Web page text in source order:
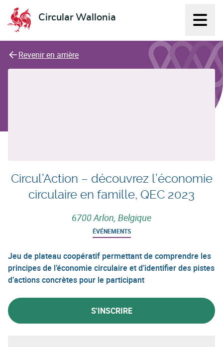
Circular Wallonia
L'économie circulaire
Revenir en arrière
Circul’Action – découvrez l’économie
circulaire en famille, QEC 2023
6700 Arlon, Belgique
ÉVÉNEMENTS
Jeu de plateau coopératif permettant de comprendre les
principes de l’économie circulaire et d’identifier des pistes
d’actions concrètes pour le participant
S'INSCRIRE